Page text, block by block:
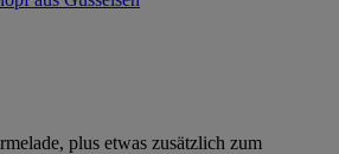
plus etwas zusätzlich zum